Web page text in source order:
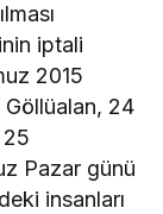
iptali
2015
Göllüalan, 24
25
Pazar günü
insanları